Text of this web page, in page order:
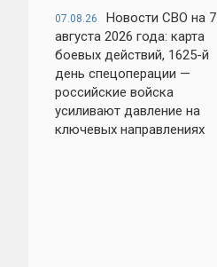
07.08.26
Новости СВО на 7
августа 2026 года: карта
боевых действий, 1625-й
день спецоперации —
российские войска
усиливают давление на
ключевых направлениях